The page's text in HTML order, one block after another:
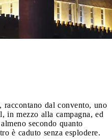
dal convento, uno
in mezzo alla campagna, ed
secondo quanto
è caduto senza esplodere.